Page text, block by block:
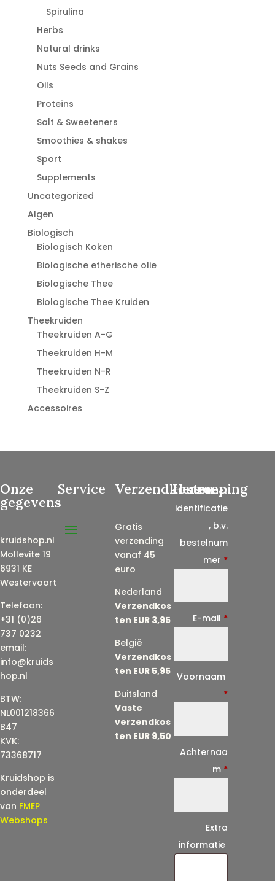
Spirulina
Herbs
Natural drinks
Nuts Seeds and Grains
Oils
Proteïns
Salt & Sweeteners
Smoothies & shakes
Sport
Supplements
Uncategorized
Algen
Biologisch
Biologisch Koken
Biologische etherische olie
Biologische Thee
Biologische Thee Kruiden
Theekruiden
Theekruiden A-G
Theekruiden H-M
Theekruiden N-R
Theekruiden S-Z
Accessoires
Onze
gegevens
kruidshop.nl
Mollevite 19
6931 KE
Westervoort
Telefoon:
+31 (0)26
737 0232
email:
info@kruids
hop.nl
BTW:
NL001218366
B47
KVK:
73368717
Kruidshop is
onderdeel
van FMEP
Webshops
Service Verzendkosten
Gratis
verzending
vanaf 45
euro
Nederland
Verzendkos
ten EUR 3,95
België
Verzendkos
ten EUR 5,95
Duitsland
Vaste
verzendkos
ten EUR 9,50
Herroeping
Contract
identificatie
, b.v.
bestelnum
mer *
E-mail *
Voornaam
*
Achternaa
m *
Extra
informatie